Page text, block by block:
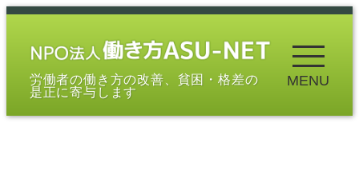
メ
労働者の働き方の改善、貧困・格差の
是正に寄与します
MENU